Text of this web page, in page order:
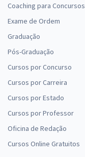
Coaching para Concursos
Exame de Ordem
Graduação
Pós-Graduação
Cursos por Concurso
Cursos por Carreira
Cursos por Estado
Cursos por Professor
Oficina de Redação
Cursos Online Gratuitos